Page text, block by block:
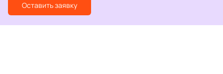
Оставить заявку